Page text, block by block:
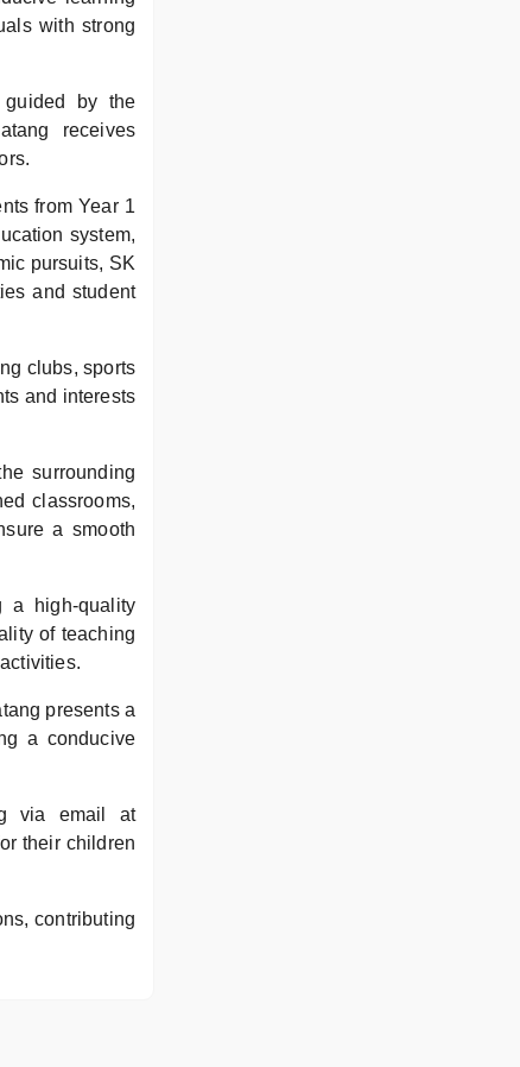
with strong
by the
receives
from Year 1
system,
pursuits, SK
and student
clubs, sports
and interests
surrounding
classrooms,
a smooth
a high-quality
of teaching
presents a
a conducive
via email at
their children
contributing